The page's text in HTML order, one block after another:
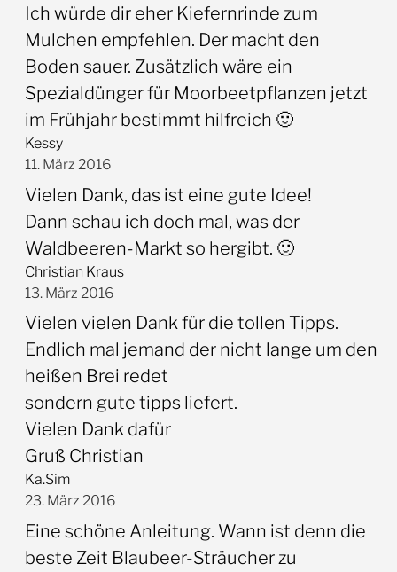
Ich würde dir eher Kiefernrinde zum
Mulchen empfehlen. Der macht den
Boden sauer. Zusätzlich wäre ein
Spezialdünger für Moorbeetpflanzen jetzt
im Frühjahr bestimmt hilfreich 🙂
Kessy
11. März 2016
Vielen Dank, das ist eine gute Idee!
Dann schau ich doch mal, was der
Waldbeeren-Markt so hergibt. 🙂
Christian Kraus
13. März 2016
Vielen vielen Dank für die tollen Tipps.
Endlich mal jemand der nicht lange um den
heißen Brei redet
sondern gute tipps liefert.
Vielen Dank dafür
Gruß Christian
Ka.Sim
23. März 2016
Eine schöne Anleitung. Wann ist denn die
beste Zeit Blaubeer-Sträucher zu